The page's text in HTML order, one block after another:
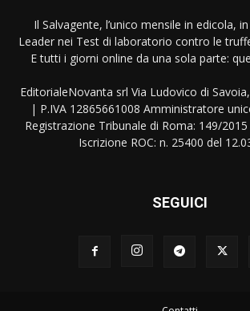
Il Salvagente, l’unico mensile in edicola,
Leader nei Test di laboratorio contro le
E tutti i giorni online da una sola parte:
EditorialeNovanta srl Via Ludovico di
| P.IVA 12865661008 Amministratore
Registrazione Tribunale di Roma: 149/
Iscrizione ROC: n. 25400 del
SEGUICI